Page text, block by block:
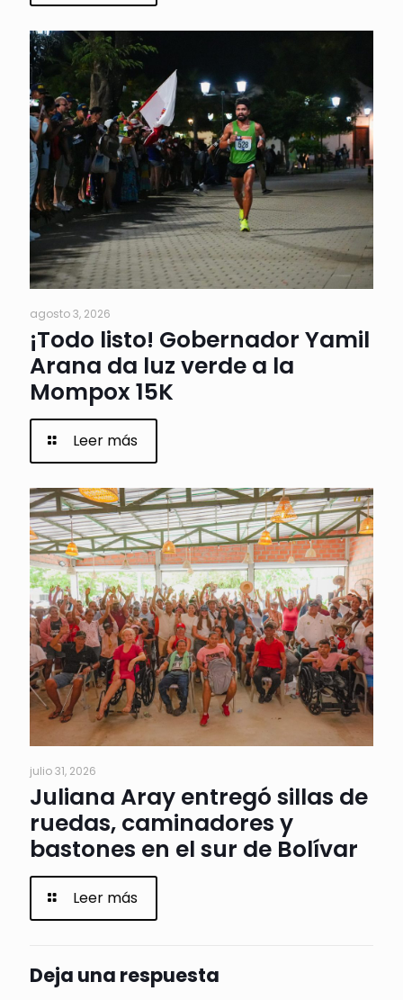
agosto 3, 2026
¡Todo listo! Gobernador Yamil
Arana da luz verde a la
Mompox 15K
Leer más
julio 31, 2026
Juliana Aray entregó sillas de
ruedas, caminadores y
bastones en el sur de Bolívar
Leer más
Deja una respuesta